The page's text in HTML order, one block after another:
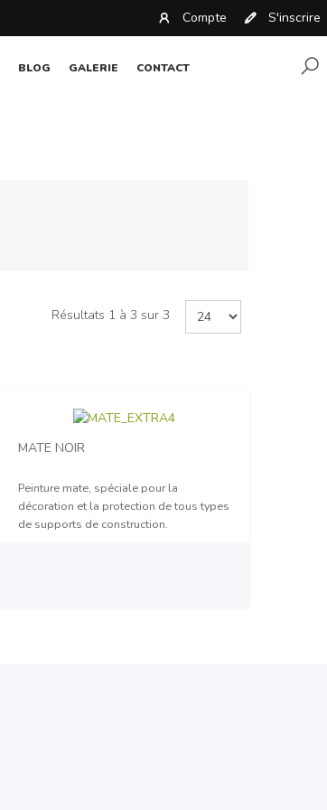
Compte S'inscrire
BLOG GALERIE CONTACT
Résultats 1 à 3 sur 3
MATE NOIR
Peinture mate, spéciale pour la
décoration et la protection de tous types
de supports de construction.